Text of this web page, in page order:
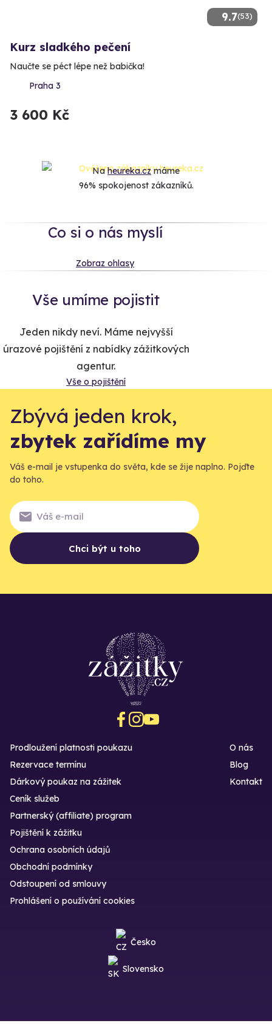
9.7(53)
Kurz sladkého pečení
Naučte se péct lépe než babička!
Praha 3
3 600 Kč
Naheureka.czmáme
96% spokojenost zákazníků.
Co si o nás myslí
Zobraz ohlasy
Vše umíme pojistit
Jeden nikdy neví. Máme nejvyšší
úrazové pojištění z nabídky zážitkových
agentur.
Vše o pojištění
Zbývá jeden krok,
zbytek zařídíme my
Váš e-mail je vstupenka do světa, kde se žije naplno. Pojďte
do toho.
Chci být u toho
Prodloužení platnosti poukazu
Rezervace termínu
Dárkový poukaz na zážitek
O nás
Blog
Kontakt
Ceník služeb
Partnerský (affiliate) program
Pojištění k zážitku
Ochrana osobních údajů
Obchodní podmínky
Odstoupení od smlouvy
Prohlášení o používání cookies
Česko
Slovensko